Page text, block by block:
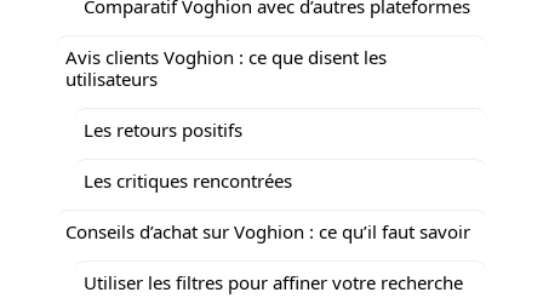
Comparatif Voghion avec d’autres plateformes
Avis clients Voghion : ce que disent les
utilisateurs
Les retours positifs
Les critiques rencontrées
Conseils d’achat sur Voghion : ce qu’il faut savoir
Utiliser les filtres pour affiner votre recherche